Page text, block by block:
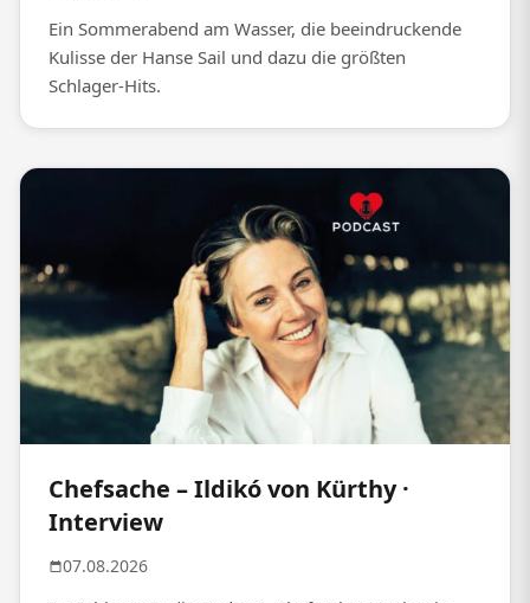
Ein Sommerabend am Wasser, die beeindruckende
Kulisse der Hanse Sail und dazu die größten
Schlager-Hits.
Chefsache – Ildikó von Kürthy ·
Interview
07.08.2026